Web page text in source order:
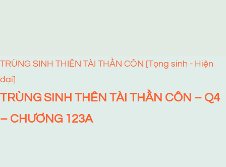
TRÙNG SINH THIÊN TÀI THẦN CÔN [Tọng sinh - Hiện
đại]
TRÙNG SINH THÊN TÀI THẦN CÔN – Q4
– CHƯƠNG 123A